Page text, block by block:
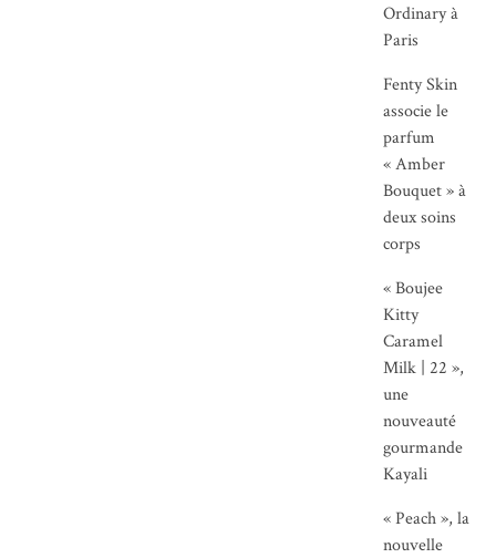
Ordinary à
Paris
Fenty Skin
associe le
parfum
« Amber
Bouquet » à
deux soins
corps
« Boujee
Kitty
Caramel
Milk | 22 »,
une
nouveauté
gourmande
Kayali
« Peach », la
nouvelle